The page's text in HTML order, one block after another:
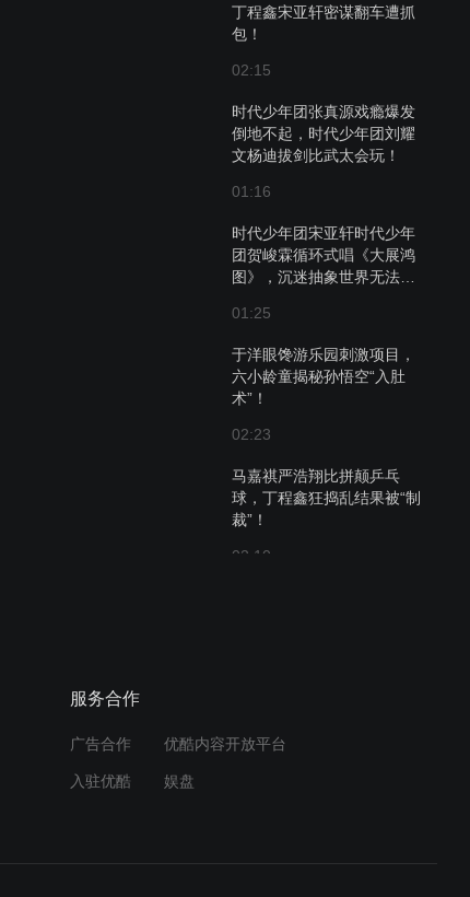
丁程鑫宋亚轩密谋翻车遭抓
包！
02:15
时代少年团张真源戏瘾爆发
倒地不起，时代少年团刘耀
文杨迪拔剑比武太会玩！
01:16
时代少年团宋亚轩时代少年
团贺峻霖循环式唱《大展鸿
图》，沉迷抽象世界无法自
01:25
于洋眼馋游乐园刺激项目，
六小龄童揭秘孙悟空“入肚
术”！
02:23
马嘉祺严浩翔比拼颠乒乓
球，丁程鑫狂捣乱结果被“制
裁”！
02:10
吧台小哥，时代少年团丁程
棚练歌，时代少年团严浩翔
服务合作
广告合作 优酷内容开放平台
入驻优酷 娱盘